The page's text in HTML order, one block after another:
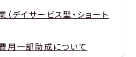
デイサービス型・ショート
用一部助成について